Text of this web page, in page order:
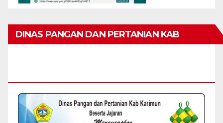
DINAS PANGAN DAN PERTANIAN KAB